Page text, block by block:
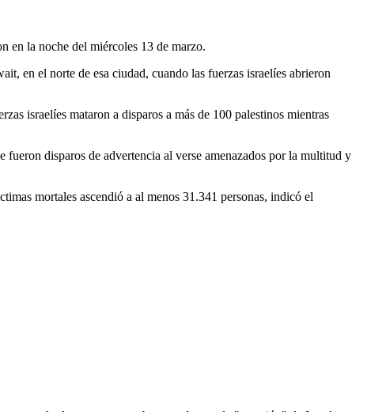
en la noche del miércoles 13 de marzo.
en el norte de esa ciudad, cuando las fuerzas israelíes abrieron
israelíes mataron a disparos a más de 100 palestinos mientras
disparos de advertencia al verse amenazados por la multitud y
mortales ascendió a al menos 31.341 personas, indicó el